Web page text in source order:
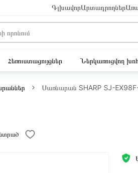
ԳլխավորԱրտադրողներ
Հեռուստացույցներ Ներկառուցվող
Սառնարան SHARP SJ-